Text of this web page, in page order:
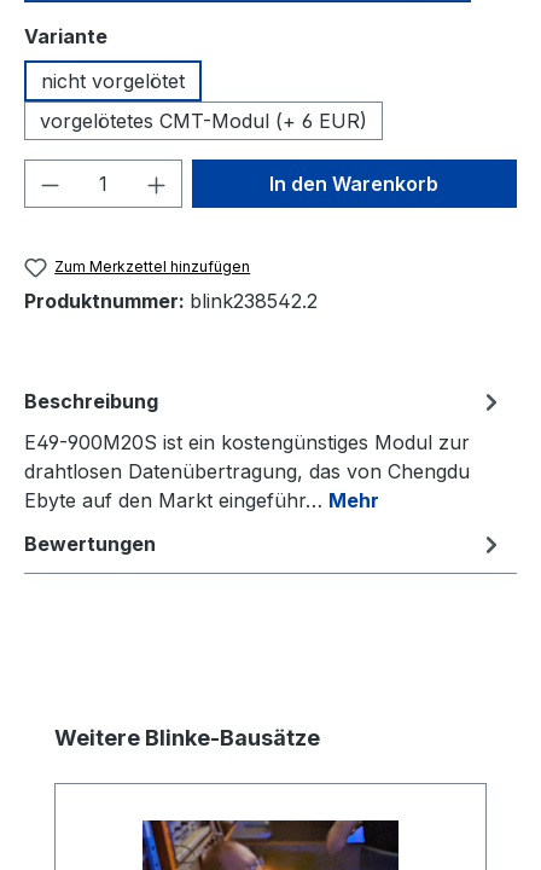
Varianteauswählen
nicht vorgelötet
vorgelötetes CMT-Modul (+ 6 EUR)
Produkt Anzahl: Gib denIn den Warenkorb
Zum Merkzettel hinzufügen
Produktnummer: blink238542.2
Beschreibung
E49-900M20S ist ein kostengünstiges Modul zur
drahtlosen Datenübertragung, das von Chengdu
Ebyte auf den Markt eingeführ… Mehr
Bewertungen
Produktgalerie überspringen
Weitere Blinke-Bausätze